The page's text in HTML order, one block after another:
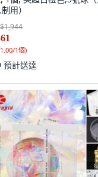
用）
$1,944
1個)
預計送達